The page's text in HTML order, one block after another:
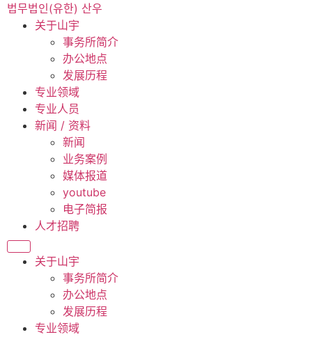
跳법무법인(유한) 산우
关于山宇
事务所简介
办公地点
发展历程
专业领域
专业人员
新闻 / 资料
新闻
业务案例
媒体报道
youtube
电子简报
人才招聘
关于山宇
事务所简介
办公地点
发展历程
专业领域